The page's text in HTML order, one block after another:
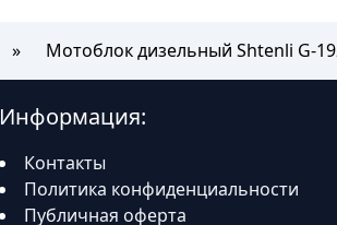
Мотоблок дизельный Shtenli G-
Информация:
Контакты
Политика конфиденциальности
Публичная оферта